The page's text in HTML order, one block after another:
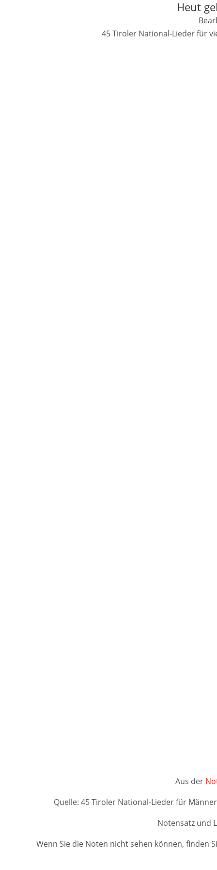
Heut
45 Tiroler National-Lieder für
Aus der
Quelle: 45 Tiroler National-Lieder für
Notensatz und
Wenn Sie die Noten nicht sehen können, finden